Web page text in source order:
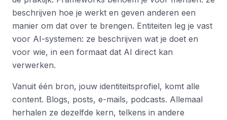
beschrijven hoe je werkt en geven anderen een
manier om dat over te brengen. Entiteiten leg je vast
voor AI-systemen: ze beschrijven wat je doet en
voor wie, in een formaat dat AI direct kan
verwerken.
Vanuit één bron, jouw identiteitsprofiel, komt alle
content. Blogs, posts, e-mails, podcasts. Allemaal
herhalen ze dezelfde kern, telkens in andere